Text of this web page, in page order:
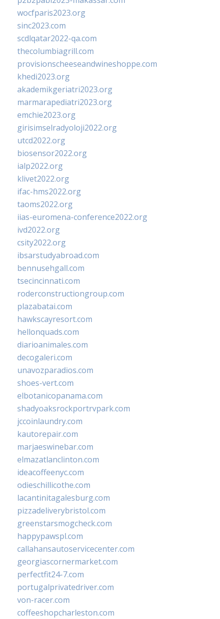
wocfparis2023.org
sinc2023.com
scdlqatar2022-qa.com
thecolumbiagrill.com
provisionscheeseandwineshoppe.com
khedi2023.org
akademikgeriatri2023.org
marmarapediatri2023.org
emchie2023.org
girisimselradyoloji2022.org
utcd2022.org
biosensor2022.org
ialp2022.org
klivet2022.org
ifac-hms2022.org
taoms2022.org
iias-euromena-conference2022.org
ivd2022.org
csity2022.org
ibsarstudyabroad.com
bennusehgall.com
tsecincinnati.com
roderconstructiongroup.com
plazabatai.com
hawkscayresort.com
hellonquads.com
diarioanimales.com
decogaleri.com
unavozparadios.com
shoes-vert.com
elbotanicopanama.com
shadyoaksrockportrvpark.com
jccoinlaundry.com
kautorepair.com
marjaeswinebar.com
elmazatlanclinton.com
ideacoffeenyc.com
odieschillicothe.com
lacantinitagalesburg.com
pizzadeliverybristol.com
greenstarsmogcheck.com
happypawspl.com
callahansautoservicecenter.com
georgiascornermarket.com
perfectfit24-7.com
portugalprivatedriver.com
von-racer.com
coffeeshopcharleston.com